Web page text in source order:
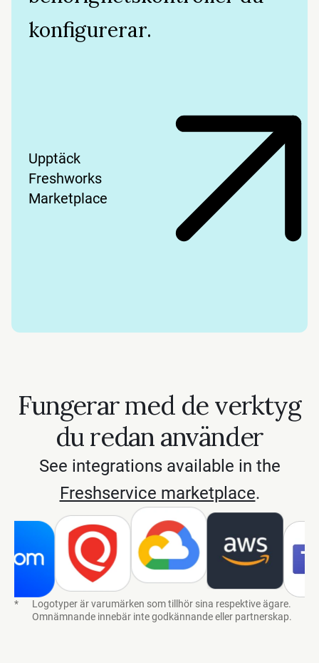
konfigurerar.
Upptäck
Freshworks
Marketplace
Fungerar med de verktyg
du redan använder
See integrations available in the
Freshservice marketplace.
*
Logotyper är varumärken som tillhör sina respektive ägare.
Omnämnande innebär inte godkännande eller partnerskap.